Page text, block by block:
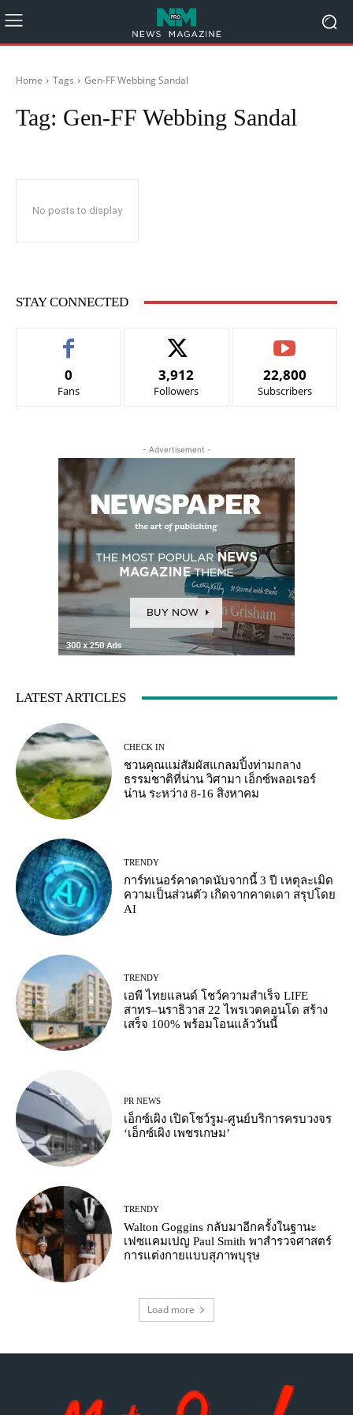
Home Tags Gen-FF Webbing Sandal
Tag: Gen-FF Webbing Sandal
No posts to display
STAY CONNECTED
0
Fans
3,912
Followers
22,800
Subscribers
- Advertisement -
LATEST ARTICLES
CHECK IN
ชวนคุณแม่สัมผัสแกลมปิ้งท่ามกลาง
ธรรมชาติที่น่าน วิศามา เอ็กซ์พลอเรอร์
น่าน ระหว่าง 8-16 สิงหาคม
TRENDY
การ์ทเนอร์คาดาดนับจากนี้ 3 ปี เหตุละเมิด
ความเป็นส่วนตัว เกิดจากคาดเดา สรุปโดย
AI
TRENDY
เอพี ไทยแลนด์ โชว์ความสำเร็จ LIFE
สาทร–นราธิวาส 22 ไพรเวตคอนโด สร้าง
เสร็จ 100% พร้อมโอนแล้ววันนี้
PR NEWS
เอ็กซ์เผิง เปิดโชว์รูม-ศูนย์บริการครบวงจร
‘เอ็กซ์เผิง เพชรเกษม’
TRENDY
Walton Goggins กลับมาอีกครั้งในฐานะ
เฟซแคมเปญ Paul Smith พาสำรวจศาสตร์
การแต่งกายแบบสุภาพบุรุษ
Load more